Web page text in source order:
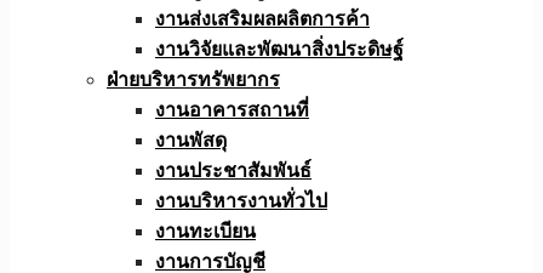
งานส่งเสริมผลผลิตการค้า
งานวิจัยและพัฒนาสิ่งประดิษฐ์
ฝ่ายบริหารทรัพยากร
งานอาคารสถานที่
งานพัสดุ
งานประชาสัมพันธ์
งานบริหารงานทั่วไป
งานทะเบียน
งานการบัญชี